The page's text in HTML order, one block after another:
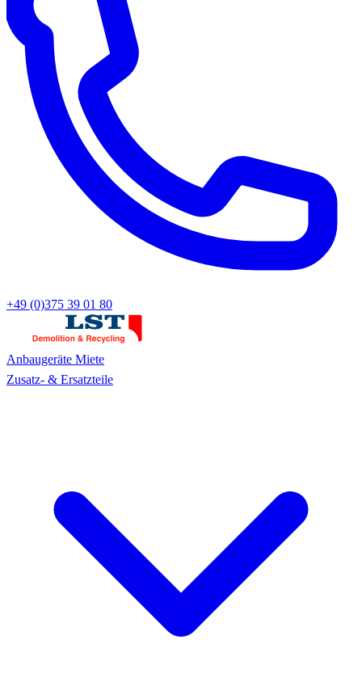
+49 (0)375 39 01 80
Anbaugeräte Miete
Zusatz- & Ersatzteile